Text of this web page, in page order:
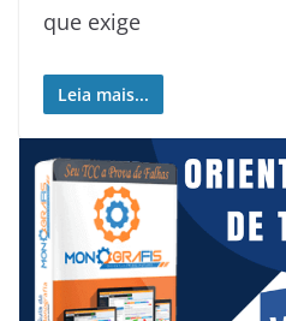
que exige
Leia mais...